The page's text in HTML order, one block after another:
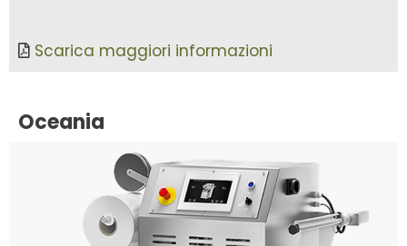
Scarica maggiori informazioni
Oceania